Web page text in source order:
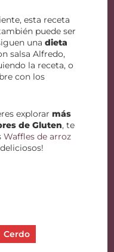
esta receta
puede ser
unadieta
salsa Alfredo,
la receta, o
con los
explorarmás
de Gluten, te
Waffles de arroz
Cerdo